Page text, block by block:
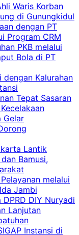
Waris Korban
di Gunungkidul
dengan PT
Program CRM
PKB melalui
Bola di PT
dengan Kalurahan
Tepat Sasaran
Gelar
Lantik
Bamusi,
melalui
Jambi
DIY Nuryadi
Lanjutan
Instansi di